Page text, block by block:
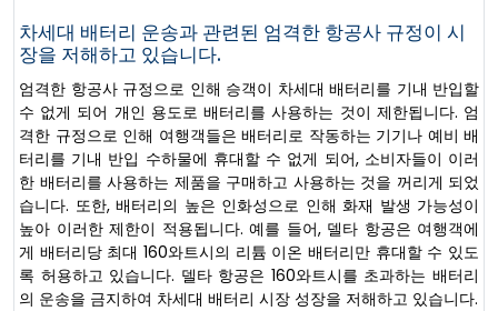
차세대 배터리 운송과 관련된 엄격한 항공사 규정이 시
장을 저해하고 있습니다.
엄격한 항공사 규정으로 인해 승객이 차세대 배터리를 기내 반입할
수 없게 되어 개인 용도로 배터리를 사용하는 것이 제한됩니다. 엄
격한 규정으로 인해 여행객들은 배터리로 작동하는 기기나 예비 배
터리를 기내 반입 수하물에 휴대할 수 없게 되어, 소비자들이 이러
한 배터리를 사용하는 제품을 구매하고 사용하는 것을 꺼리게 되었
습니다. 또한, 배터리의 높은 인화성으로 인해 화재 발생 가능성이
높아 이러한 제한이 적용됩니다. 예를 들어, 델타 항공은 여행객에
게 배터리당 최대 160와트시의 리튬 이온 배터리만 휴대할 수 있도
록 허용하고 있습니다. 델타 항공은 160와트시를 초과하는 배터리
의 운송을 금지하여 차세대 배터리 시장 성장을 저해하고 있습니다.